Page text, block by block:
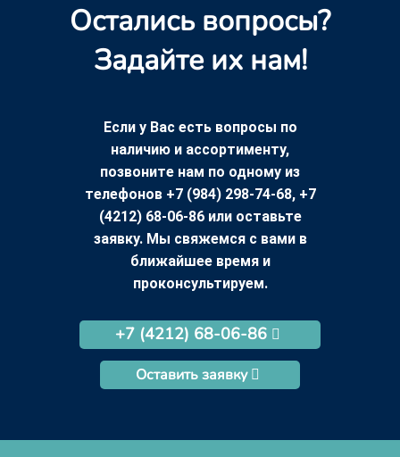
Остались вопросы?
Задайте их нам!
Если у Вас есть вопросы по
наличию и ассортименту,
позвоните нам по одному из
телефонов +7 (984) 298-74-68, +7
(4212) 68-06-86 или оставьте
заявку. Мы свяжемся с вами в
ближайшее время и
проконсультируем.
+7 (4212) 68-06-86
Оставить заявку